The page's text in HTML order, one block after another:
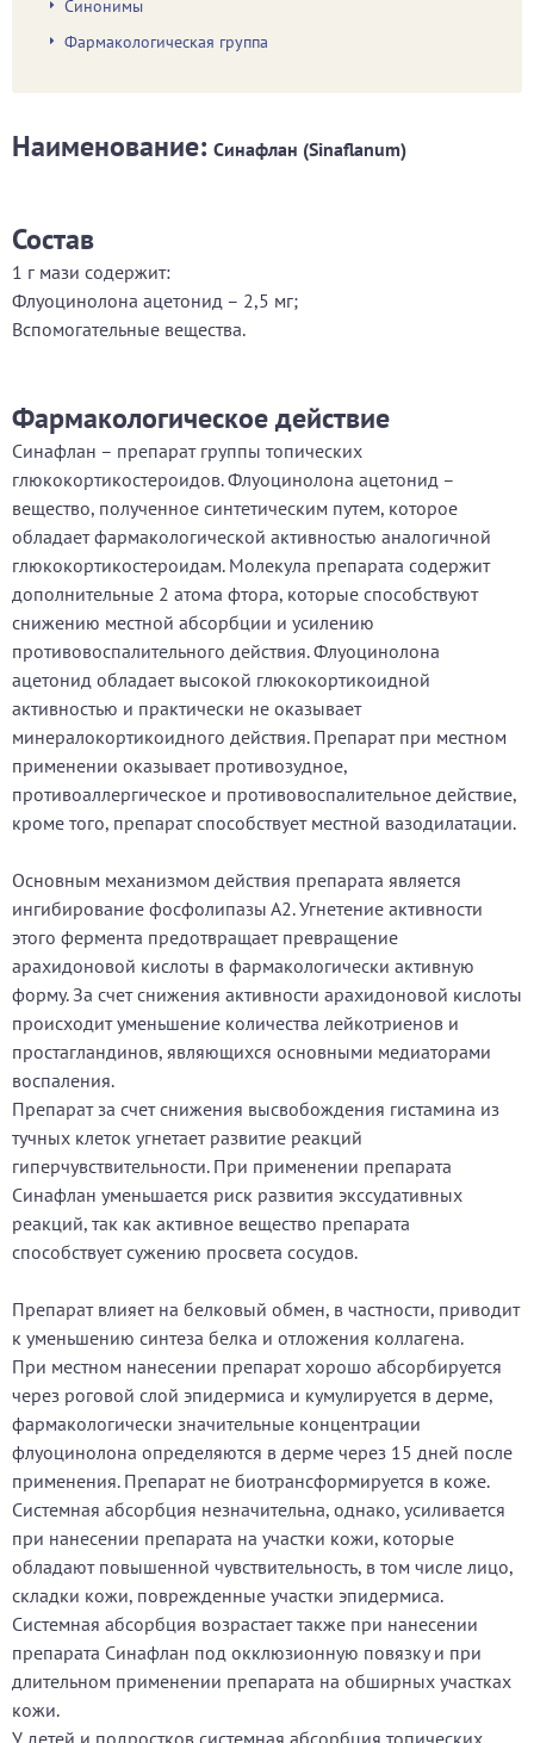
Синонимы
Фармакологическая группа
Наименование: Синафлан (Sinaflanum)
Состав
1 г мази содержит:
Флуоцинолона ацетонид – 2,5 мг;
Вспомогательные вещества.
Фармакологическое действие
Синафлан – препарат группы топических
глюкокортикостероидов. Флуоцинолона ацетонид –
вещество, полученное синтетическим путем, которое
обладает фармакологической активностью аналогичной
глюкокортикостероидам. Молекула препарата содержит
дополнительные 2 атома фтора, которые способствуют
снижению местной абсорбции и усилению
противовоспалительного действия. Флуоцинолона
ацетонид обладает высокой глюкокортикоидной
активностью и практически не оказывает
минералокортикоидного действия. Препарат при местном
применении оказывает противозудное,
противоаллергическое и противовоспалительное действие,
кроме того, препарат способствует местной вазодилатации.
Основным механизмом действия препарата является
ингибирование фосфолипазы А2. Угнетение активности
этого фермента предотвращает превращение
арахидоновой кислоты в фармакологически активную
форму. За счет снижения активности арахидоновой кислоты
происходит уменьшение количества лейкотриенов и
простагландинов, являющихся основными медиаторами
воспаления.
Препарат за счет снижения высвобождения гистамина из
тучных клеток угнетает развитие реакций
гиперчувствительности. При применении препарата
Синафлан уменьшается риск развития экссудативных
реакций, так как активное вещество препарата
способствует сужению просвета сосудов.
Препарат влияет на белковый обмен, в частности, приводит
к уменьшению синтеза белка и отложения коллагена.
При местном нанесении препарат хорошо абсорбируется
через роговой слой эпидермиса и кумулируется в дерме,
фармакологически значительные концентрации
флуоцинолона определяются в дерме через 15 дней после
применения. Препарат не биотрансформируется в коже.
Системная абсорбция незначительна, однако, усиливается
при нанесении препарата на участки кожи, которые
обладают повышенной чувствительность, в том числе лицо,
складки кожи, поврежденные участки эпидермиса.
Системная абсорбция возрастает также при нанесении
препарата Синафлан под окклюзионную повязку и при
длительном применении препарата на обширных участках
кожи.
У детей и подростков системная абсорбция топических